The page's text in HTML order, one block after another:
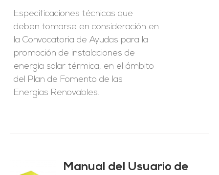
Especificaciones técnicas que
deben tomarse en consideración en
la Convocatoria de Ayudas para la
promoción de instalaciones de
energía solar térmica, en el ámbito
del Plan de Fomento de las
Energías Renovables.
Manual del Usuario de